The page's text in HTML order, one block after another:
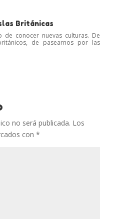
Británicas
de conocer nuevas culturas. De
de pasearnos por las
no será publicada. Los
con *